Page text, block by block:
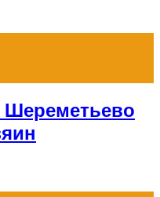
Шереметьево